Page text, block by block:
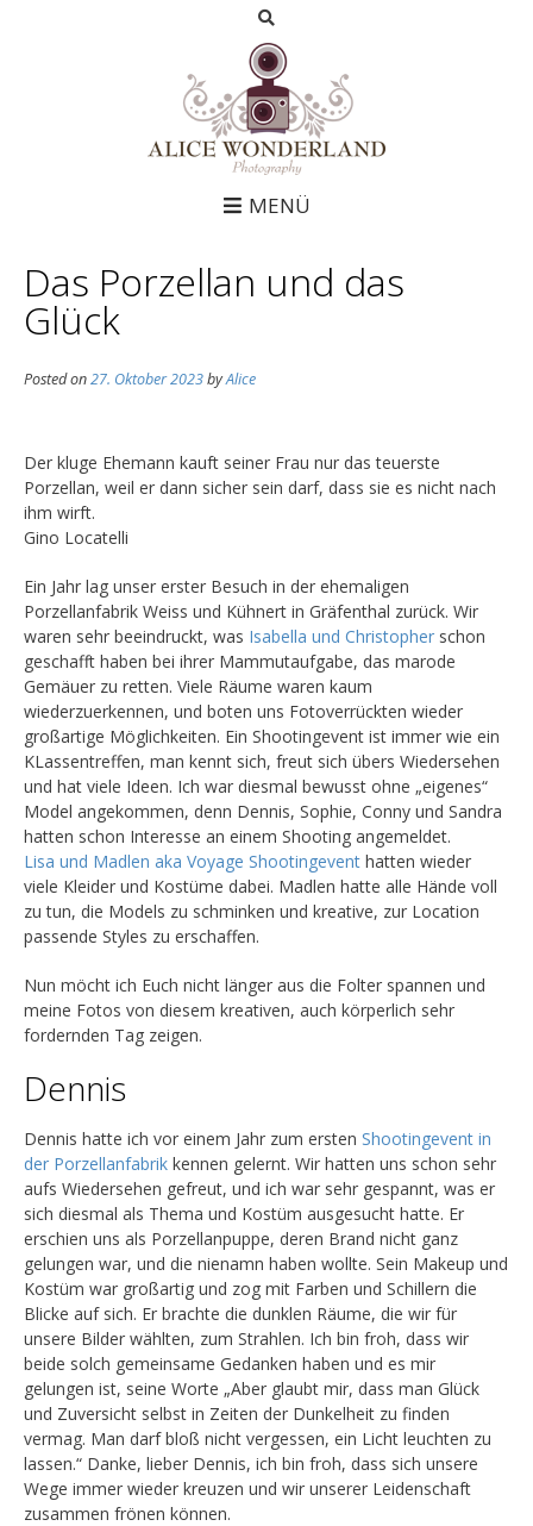
MENÜ
Das Porzellan und das
Glück
Posted on27. Oktober 2023byAlice
Der kluge Ehemann kauft seiner Frau nur das teuerste
Porzellan, weil er dann sicher sein darf, dass sie es nicht nach
ihm wirft.
Gino Locatelli
Ein Jahr lag unser erster Besuch in der ehemaligen
Porzellanfabrik Weiss und Kühnert in Gräfenthal zurück. Wir
waren sehr beeindruckt, was Isabella und Christopher schon
geschafft haben bei ihrer Mammutaufgabe, das marode
Gemäuer zu retten. Viele Räume waren kaum
wiederzuerkennen, und boten uns Fotoverrückten wieder
großartige Möglichkeiten. Ein Shootingevent ist immer wie ein
KLassentreffen, man kennt sich, freut sich übers Wiedersehen
und hat viele Ideen. Ich war diesmal bewusst ohne „eigenes“
Model angekommen, denn Dennis, Sophie, Conny und Sandra
hatten schon Interesse an einem Shooting angemeldet.
Lisa und Madlen aka Voyage Shootingevent hatten wieder
viele Kleider und Kostüme dabei. Madlen hatte alle Hände voll
zu tun, die Models zu schminken und kreative, zur Location
passende Styles zu erschaffen.
Nun möcht ich Euch nicht länger aus die Folter spannen und
meine Fotos von diesem kreativen, auch körperlich sehr
fordernden Tag zeigen.
Dennis
Dennis hatte ich vor einem Jahr zum ersten Shootingevent in
der Porzellanfabrik kennen gelernt. Wir hatten uns schon sehr
aufs Wiedersehen gefreut, und ich war sehr gespannt, was er
sich diesmal als Thema und Kostüm ausgesucht hatte. Er
erschien uns als Porzellanpuppe, deren Brand nicht ganz
gelungen war, und die nienamn haben wollte. Sein Makeup und
Kostüm war großartig und zog mit Farben und Schillern die
Blicke auf sich. Er brachte die dunklen Räume, die wir für
unsere Bilder wählten, zum Strahlen. Ich bin froh, dass wir
beide solch gemeinsame Gedanken haben und es mir
gelungen ist, seine Worte „Aber glaubt mir, dass man Glück
und Zuversicht selbst in Zeiten der Dunkelheit zu finden
vermag. Man darf bloß nicht vergessen, ein Licht leuchten zu
lassen.“ Danke, lieber Dennis, ich bin froh, dass sich unsere
Wege immer wieder kreuzen und wir unserer Leidenschaft
zusammen frönen können.